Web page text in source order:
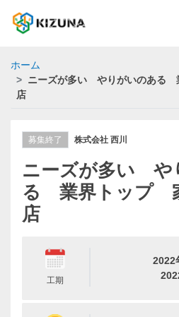
ホーム
ニーズが多い やりがいのある
店
募集終了 株式会社 西川
ニーズが多い や
る 業界トップ
店
工期
2022